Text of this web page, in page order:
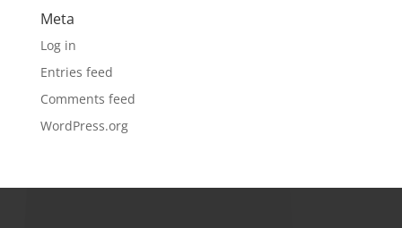
Meta
Log in
Entries feed
Comments feed
WordPress.org